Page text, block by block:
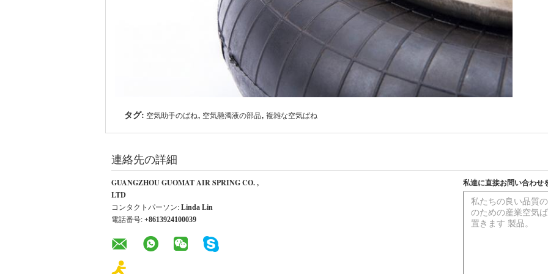
タグ: 空気助手のばね, 空気懸濁液の部品, 複雑な空気ばね
連絡先の詳細
GUANGZHOU GUOMAT AIR SPRING CO. ,
LTD
コンタクトパーソン: Linda Lin
電話番号: +8613924100039
私達に直接お問い合わせ